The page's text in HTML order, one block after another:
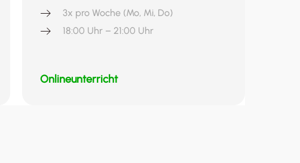
3x pro Woche (Mo, Mi, Do)
18:00 Uhr – 21:00 Uhr
Onlineunterricht